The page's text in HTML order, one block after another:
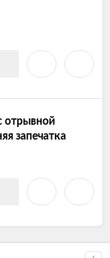
отрывной
запечатка